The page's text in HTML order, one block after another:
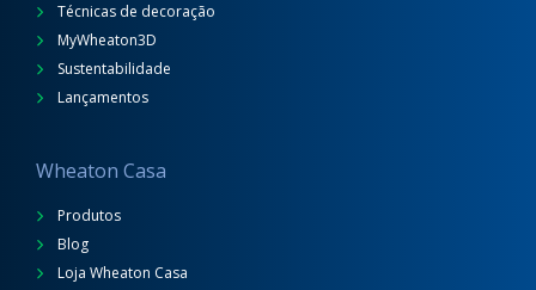
Técnicas de decoração
MyWheaton3D
Sustentabilidade
Lançamentos
Wheaton Casa
Produtos
Blog
Loja Wheaton Casa